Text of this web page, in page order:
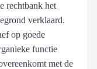
rechtbank het
verklaard.
op goede
functie
met de